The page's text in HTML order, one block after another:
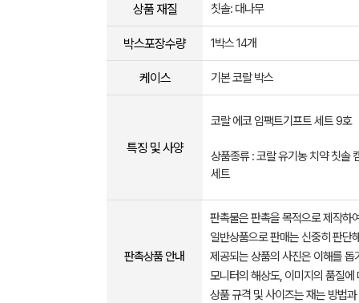
상품 재질 칫솔: 대나무
박스포장수량 1박스 14개
케이스 기본 코랄 박스
특징 및 사양
코랄 에코 임팩트기프트 세트 9호
상품종류 : 코랄 유기농 치약 칫솔
세트
판촉상품 안내
판촉물은 판촉을 목적으로 제작하
일반상품으로 판매는 신중히 판단
제공되는 상품의 사진은 이해를
모니터의 해상도, 이미지의 품질
상품 규격 및 사이즈는 재는 방법